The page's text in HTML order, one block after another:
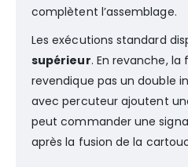
complètent l’assemblage.
Les exécutions standard
supérieur. En revanche, la
revendique pas un double
avec percuteur ajoutent
peut commander une
après la fusion de la